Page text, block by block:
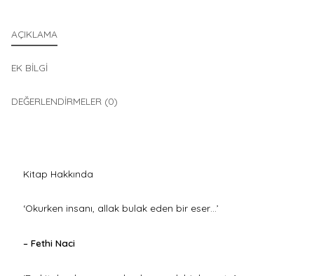
AÇIKLAMA
EK BILGI
DEĞERLENDIRMELER (0)
Kitap Hakkında
‘Okurken insanı, allak bulak eden bir eser…’
– Fethi Naci